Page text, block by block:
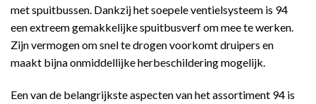
met spuitbussen. Dankzij het soepele ventielsysteem is 94
een extreem gemakkelijke spuitbusverf om mee te werken.
Zijn vermogen om snel te drogen voorkomt druipers en
maakt bijna onmiddellijke herbeschildering mogelijk.
Een van de belangrijkste aspecten van het assortiment 94 is